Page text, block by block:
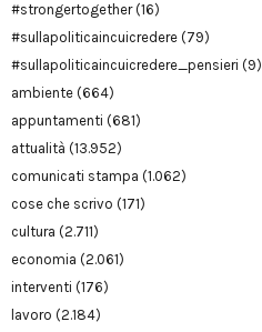
#strongertogether(16)
#sullapoliticaincuicredere (79)
#sullapoliticaincuicredere_pensieri (9)
ambiente (664)
appuntamenti (681)
attualità (13.952)
comunicati stampa (1.062)
cose che scrivo (171)
cultura (2.711)
economia (2.061)
interventi (176)
lavoro (2.184)